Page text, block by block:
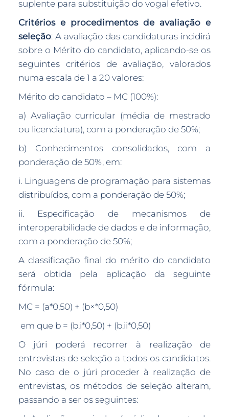
suplente para substituição do vogal efetivo.
Critérios e procedimentos de avaliação e
seleção: A avaliação das candidaturas incidirá
sobre o Mérito do candidato, aplicando-se os
seguintes critérios de avaliação, valorados
numa escala de 1 a 20 valores:
Mérito do candidato – MC (100%):
a) Avaliação curricular (média de mestrado
ou licenciatura), com a ponderação de 50%;
b) Conhecimentos consolidados, com a
ponderação de 50%, em:
i. Linguagens de programação para sistemas
distribuídos, com a ponderação de 50%;
ii. Especificação de mecanismos de
interoperabilidade de dados e de informação,
com a ponderação de 50%;
A classificação final do mérito do candidato
será obtida pela aplicação da seguinte
fórmula:
MC = (a*0,50) + (b×*0,50)
em que b = (b.i*0,50) + (b.ii*0,50)
O júri poderá recorrer à realização de
entrevistas de seleção a todos os candidatos.
No caso de o júri proceder à realização de
entrevistas, os métodos de seleção alteram,
passando a ser os seguintes: